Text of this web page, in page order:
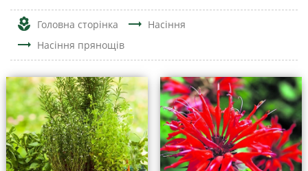
local_florist Головна сторінка trending_flat Насіння
trending_flat Насіння прянощів